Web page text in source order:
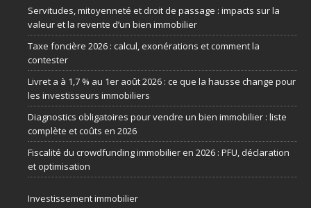
Servitudes, mitoyenneté et droit de passage : impacts sur la
valeur et la revente d’un bien immobilier
Taxe foncière 2026 : calcul, exonérations et comment la
contester
Livret a à 1,7 % au 1er août 2026 : ce que la hausse change pour
les investisseurs immobiliers
Diagnostics obligatoires pour vendre un bien immobilier : liste
complète et coûts en 2026
Fiscalité du crowdfunding immobilier en 2026 : PFU, déclaration
et optimisation
Investissement immobilier